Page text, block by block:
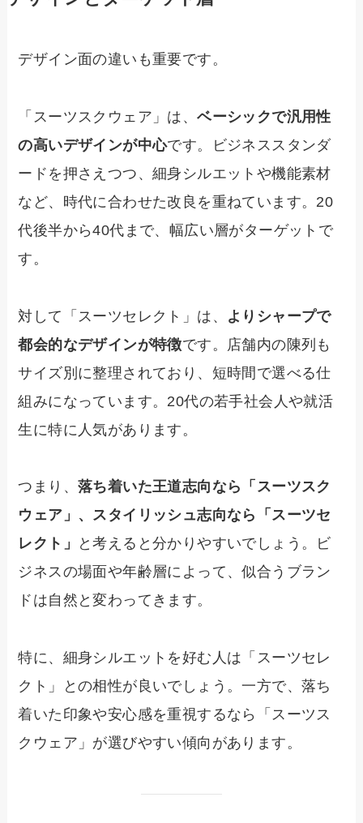
デザイン面の違いも重要です。
「スーツスクウェア」は、ベーシックで汎用性
の高いデザインが中心です。ビジネススタンダ
ードを押さえつつ、細身シルエットや機能素材
など、時代に合わせた改良を重ねています。20
代後半から40代まで、幅広い層がターゲットで
す。
対して「スーツセレクト」は、 よりシャープで
都会的なデザインが特徴です。店舗内の陳列も
サイズ別に整理されており、短時間で選べる仕
組みになっています。20代の若手社会人や就活
生に特に人気があります。
つまり、落ち着いた王道志向なら「スーツスク
ウェア」、スタイリッシュ志向なら「スーツセ
レクト」
と考えると分かりやすいでしょう。ビ
ジネスの場面や年齢層によって、似合うブラン
ドは自然と変わってきます。
特に、細身シルエットを好む人は「スーツセレ
クト」との相性が良いでしょう。一方で、落ち
着いた印象や安心感を重視するなら「スーツス
クウェア」が選びやすい傾向があります。